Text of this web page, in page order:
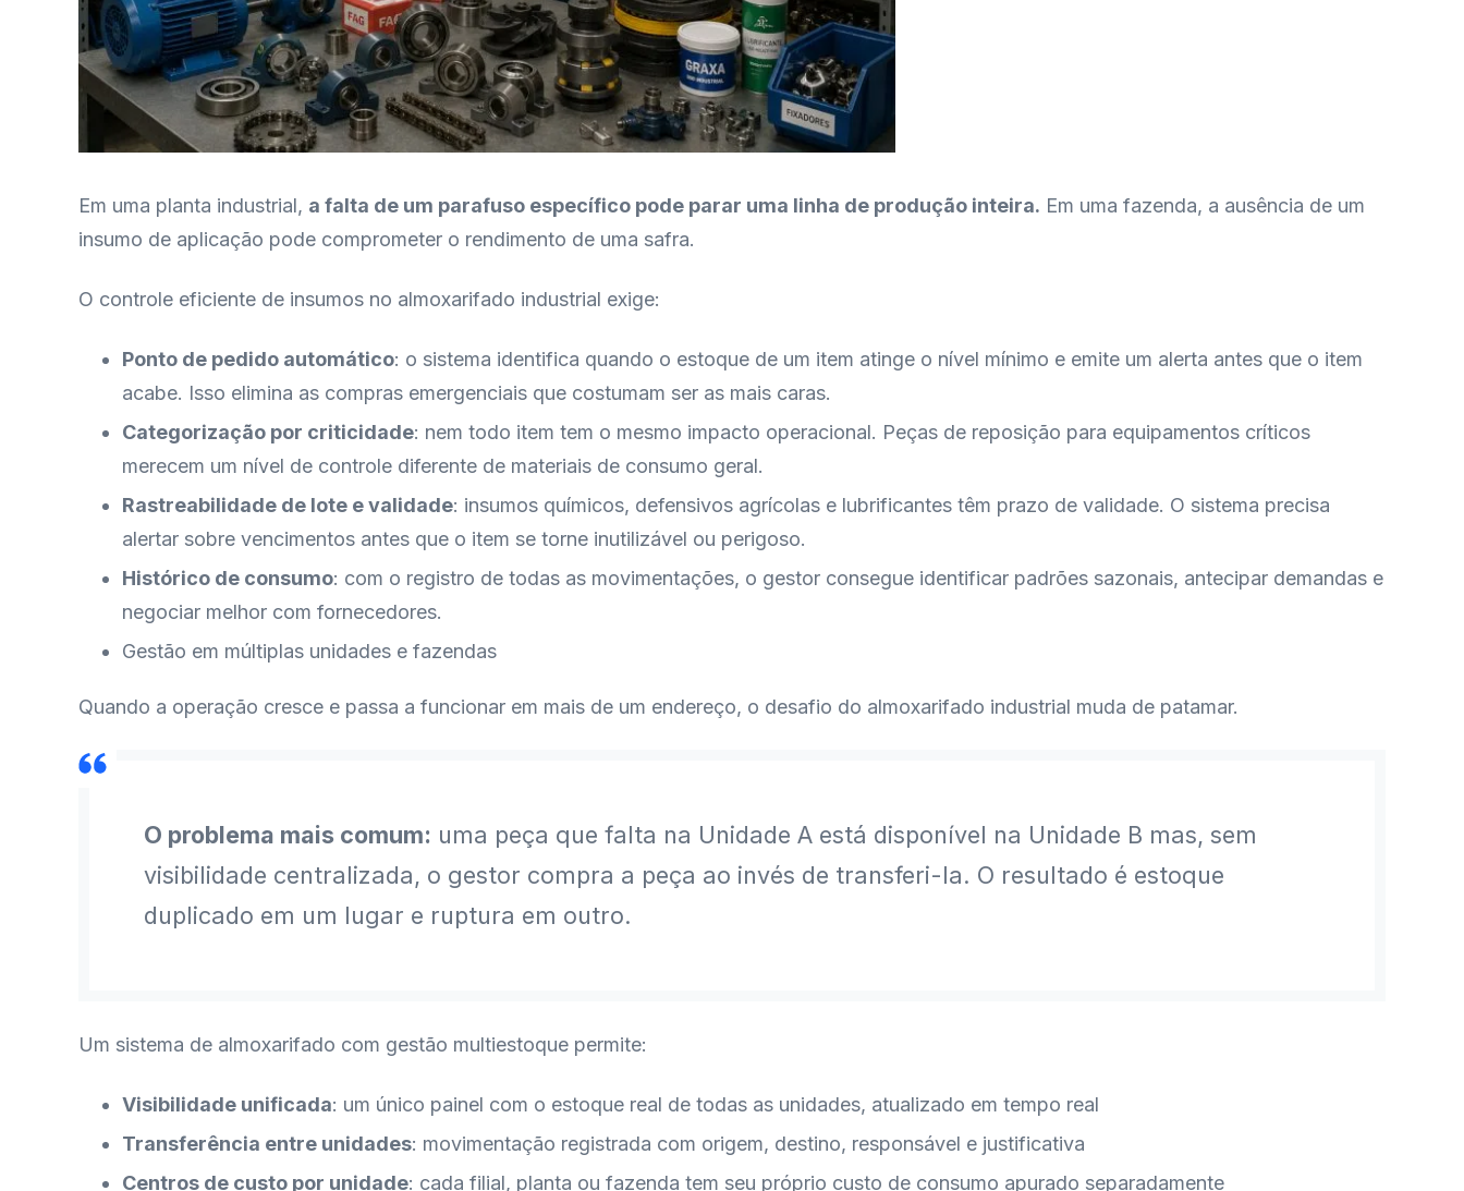
Em uma planta industrial, a falta de um parafuso específico pode parar uma linha de produção inteira. Em uma fazenda, a ausência de um
insumo de aplicação pode comprometer o rendimento de uma safra.
O controle eficiente de insumos no almoxarifado industrial exige:
Ponto de pedido automático: o sistema identifica quando o estoque de um item atinge o nível mínimo e emite um alerta antes que o item
acabe. Isso elimina as compras emergenciais que costumam ser as mais caras.
Categorização por criticidade: nem todo item tem o mesmo impacto operacional. Peças de reposição para equipamentos críticos
merecem um nível de controle diferente de materiais de consumo geral.
Rastreabilidade de lote e validade: insumos químicos, defensivos agrícolas e lubrificantes têm prazo de validade. O sistema precisa
alertar sobre vencimentos antes que o item se torne inutilizável ou perigoso.
Histórico de consumo: com o registro de todas as movimentações, o gestor consegue identificar padrões sazonais, antecipar demandas e
negociar melhor com fornecedores.
Gestão em múltiplas unidades e fazendas
Quando a operação cresce e passa a funcionar em mais de um endereço, o desafio do almoxarifado industrial muda de patamar.
O problema mais comum: uma peça que falta na Unidade A está disponível na Unidade B mas, sem
visibilidade centralizada, o gestor compra a peça ao invés de transferi-la. O resultado é estoque
duplicado em um lugar e ruptura em outro.
Um sistema de almoxarifado com gestão multiestoque permite:
Visibilidade unificada: um único painel com o estoque real de todas as unidades, atualizado em tempo real
Transferência entre unidades: movimentação registrada com origem, destino, responsável e justificativa
Centros de custo por unidade: cada filial, planta ou fazenda tem seu próprio custo de consumo apurado separadamente